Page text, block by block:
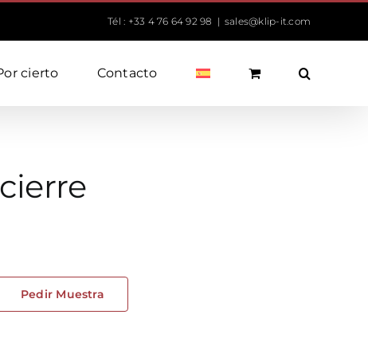
Tél : +33 4 76 64 92 98 | sales@klip-it.com
cierto Contacto
Pedir Muestra